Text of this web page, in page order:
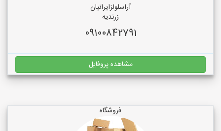
آراسلولزایرانیان
زرندیه
09100842791
مشاهده پروفایل
فروشگاه